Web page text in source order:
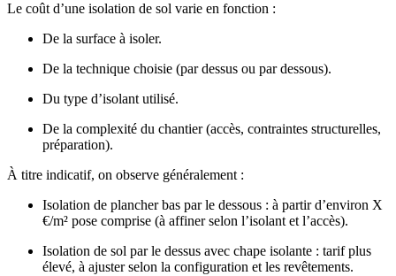
Le coût d’une isolation de sol varie en fonction :
De la surface à isoler.
De la technique choisie (par dessus ou par dessous).
Du type d’isolant utilisé.
De la complexité du chantier (accès, contraintes structurelles,
préparation).
À titre indicatif, on observe généralement :
Isolation de plancher bas par le dessous : à partir d’environ X
€/m² pose comprise (à affiner selon l’isolant et l’accès).
Isolation de sol par le dessus avec chape isolante : tarif plus
élevé, à ajuster selon la configuration et les revêtements.